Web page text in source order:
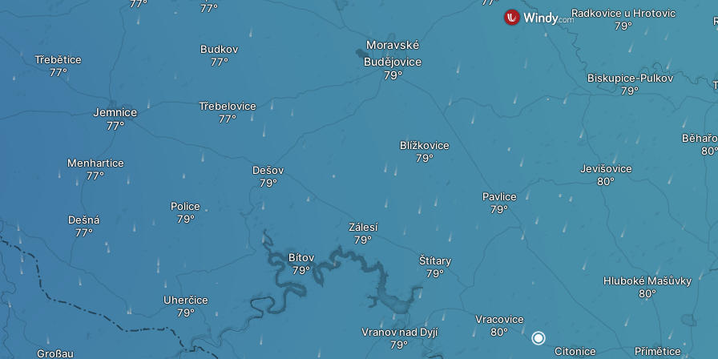
Vracovice
Citonice Přímětice
Jevišovice
Pavlice
Blížkovice
Štítary
Hluboké Mašůvky
Vranov nad Dyjí
Třebelovice
Dešov
Bítov
Zálesí
Radkovice u Hrotovic
Biskupice-Pulkov
Budkov
Moravské
Budějovice
Uherčice
Großau
Police
Dešná
Jemnice
Menhartice
Třebětice